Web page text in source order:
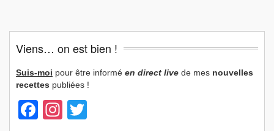
Viens… on est bien !
Suis-moi pour être informé en direct live de mes nouvelles
recettes publiées !
Facebook
Instagram